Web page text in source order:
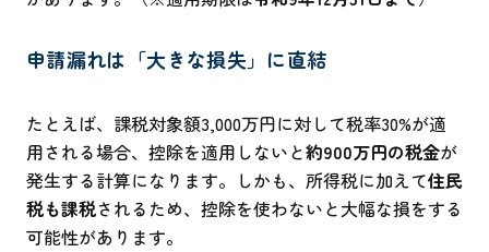
申請漏れは「大きな損失」に直結
たとえば、課税対象額3,000万円に対して税率30%が適
用される場合、控除を適用しないと約900万円の税金が
発生する計算になります。しかも、所得税に加えて住民
税も課税されるため、控除を使わないと大幅な損をする
可能性があります。